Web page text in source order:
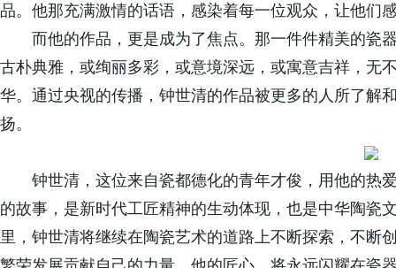
品。他那充满激情的话语，感染着每一位观众，让他们
而他的作品，更是成为了焦点。那一件件精美的瓷
古朴典雅，或绚丽多彩，或意境深远，或寓意吉祥，无
华。通过央视的传播，钟世清的作品被更多的人所了解
扬。
钟世清，这位来自瓷都德化的青年才俊，用他的热
的故事，是新时代工匠精神的生动体现，也是中华陶瓷
里，钟世清将继续在陶瓷艺术的道路上不断探索，不断